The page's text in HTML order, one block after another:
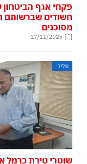
פקחי אגף הביטחון
חשודים שברשותם
מסוכנים
17/11/2025
פלילי
שוטרי טירת כרמל